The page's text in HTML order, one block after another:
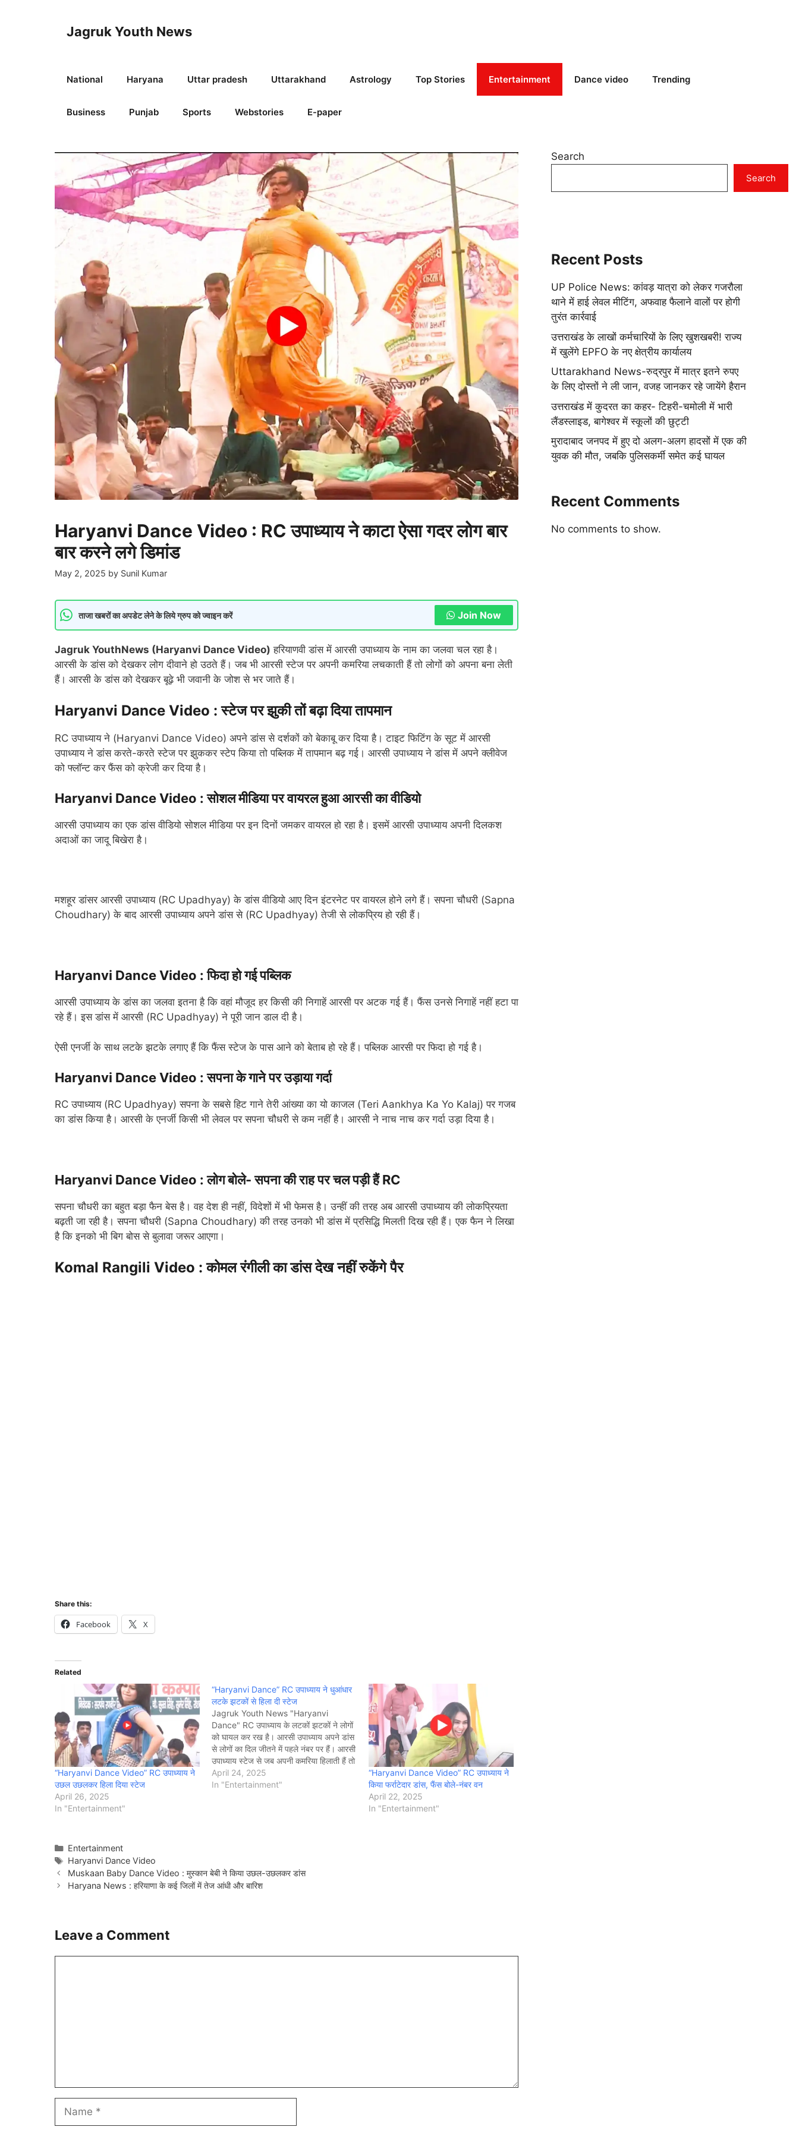
Jagruk Youth News
National Haryana Uttar pradesh Uttarakhand Astrology Top Stories Entertainment Dance video Trending
Business Punjab Sports Webstories E-paper
Haryanvi Dance Video : RC उपाध्याय ने काटा ऐसा गदर लोग बार
बार करने लगे डिमांड
May 2, 2025 by Sunil Kumar
ताजा खबरों का अपडेट लेने के लिये ग्रुप को ज्वाइन करें Join Now
Jagruk YouthNews (Haryanvi Dance Video) हरियाणवी डांस में आरसी उपाध्याय के नाम का जलवा चल रहा है।
आरसी के डांस को देखकर लोग दीवाने हो उठते हैं। जब भी आरसी स्टेज पर अपनी कमरिया लचकाती हैं तो लोगों को अपना बना लेती
हैं। आरसी के डांस को देखकर बूढ़े भी जवानी के जोश से भर जाते हैं।
Haryanvi Dance Video : स्टेज पर झुकी तों बढ़ा दिया तापमान
RC उपाध्याय ने (Haryanvi Dance Video) अपने डांस से दर्शकों को बेकाबू कर दिया है। टाइट फिटिंग के सूट में आरसी
उपाध्याय ने डांस करते-करते स्टेज पर झुककर स्टेप किया तो पब्लिक में तापमान बढ़ गई। आरसी उपाध्याय ने डांस में अपने क्लीवेज
को फ्लॉन्ट कर फैंस को क्रेजी कर दिया है।
Haryanvi Dance Video : सोशल मीडिया पर वायरल हुआ आरसी का वीडियो
आरसी उपाध्याय का एक डांस वीडियो सोशल मीडिया पर इन दिनों जमकर वायरल हो रहा है। इसमें आरसी उपाध्याय अपनी दिलकश
अदाओं का जादू बिखेरा है।
मशहूर डांसर आरसी उपाध्याय (RC Upadhyay) के डांस वीडियो आए दिन इंटरनेट पर वायरल होने लगे हैं। सपना चौधरी (Sapna
Choudhary) के बाद आरसी उपाध्याय अपने डांस से (RC Upadhyay) तेजी से लोकप्रिय हो रही हैं।
Haryanvi Dance Video : फिदा हो गई पब्लिक
आरसी उपाध्याय के डांस का जलवा इतना है कि वहां मौजूद हर किसी की निगाहें आरसी पर अटक गई हैं। फैंस उनसे निगाहें नहीं हटा पा
रहे हैं। इस डांस में आरसी (RC Upadhyay) ने पूरी जान डाल दी है।
ऐसी एनर्जी के साथ लटके झटके लगाए हैं कि फैंस स्टेज के पास आने को बेताब हो रहे हैं। पब्लिक आरसी पर फिदा हो गई है।
Haryanvi Dance Video : सपना के गाने पर उड़ाया गर्दा
RC उपाध्याय (RC Upadhyay) सपना के सबसे हिट गाने तेरी आंख्या का यो काजल (Teri Aankhya Ka Yo Kalaj) पर गजब
का डांस किया है। आरसी के एनर्जी किसी भी लेवल पर सपना चौधरी से कम नहीं है। आरसी ने नाच नाच कर गर्दा उड़ा दिया है।
Haryanvi Dance Video : लोग बोले- सपना की राह पर चल पड़ी हैं RC
सपना चौधरी का बहुत बड़ा फैन बेस है। वह देश ही नहीं, विदेशों में भी फेमस है। उन्हीं की तरह अब आरसी उपाध्याय की लोकप्रियता
बढ़ती जा रही है। सपना चौधरी (Sapna Choudhary) की तरह उनको भी डांस में प्रसिद्धि मिलती दिख रही हैं। एक फैन ने लिखा
है कि इनको भी बिग बोस से बुलावा जरूर आएगा।
Komal Rangili Video : कोमल रंगीली का डांस देख नहीं रुकेंगे पैर
Share this:
Facebook X
Related
“Haryanvi Dance Video” RC उपाध्याय ने
उछल उछलकर हिला दिया स्टेज
April 26, 2025
In "Entertainment"
“Haryanvi Dance” RC उपाध्याय ने धुआंधार
लटके झटकों से हिला दी स्टेज
Jagruk Youth News "Haryanvi
Dance" RC उपाध्याय के लटकों झटकों ने लोगों
को घायल कर रख है। आरसी उपाध्याय अपने डांस
से लोगों का दिल जीतने में पहले नंबर पर हैं। आरसी
उपाध्याय स्टेज से जब अपनी कमरिया हिलाती हैं तो
लोगों के दिलों की धड़कन भी बढ़ जाती है।…
April 24, 2025
In "Entertainment"
“Haryanvi Dance Video” RC उपाध्याय ने
किया फर्राटेदार डांस, फैंस बोले-नंबर वन
April 22, 2025
In "Entertainment"
Categories
Entertainment
Tags
Haryanvi Dance Video
Muskaan Baby Dance Video : मुस्कान बेबी ने किया उछल-उछलकर डांस
Haryana News : हरियाणा के कई जिलों में तेज आंधी और बारिश
Leave a Comment
Search
Search
Recent Posts
UP Police News: कांवड़ यात्रा को लेकर गजरौला
थाने में हाई लेवल मीटिंग, अफवाह फैलाने वालों पर होगी
तुरंत कार्रवाई
उत्तराखंड के लाखों कर्मचारियों के लिए खुशखबरी! राज्य
में खुलेंगे EPFO के नए क्षेत्रीय कार्यालय
Uttarakhand News-रुद्रपुर में मात्र इतने रुपए
के लिए दोस्तों ने ली जान, वजह जानकर रहे जायेंगे हैरान
उत्तराखंड में कुदरत का कहर- टिहरी-चमोली में भारी
लैंडस्लाइड, बागेश्वर में स्कूलों की छुट्टी
मुरादाबाद जनपद में हुए दो अलग-अलग हादसों में एक की
युवक की मौत, जबकि पुलिसकर्मी समेत कई घायल
Recent Comments
No comments to show.